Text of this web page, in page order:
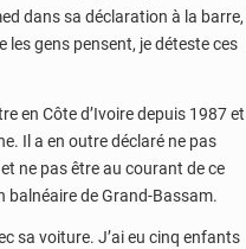
dans sa déclaration à la barre,
les gens pensent, je déteste ces
en Côte d’Ivoire depuis 1987 et
Il a en outre déclaré ne pas
ne pas être au courant de ce
balnéaire de Grand-Bassam.
sa voiture. J’ai eu cinq enfants